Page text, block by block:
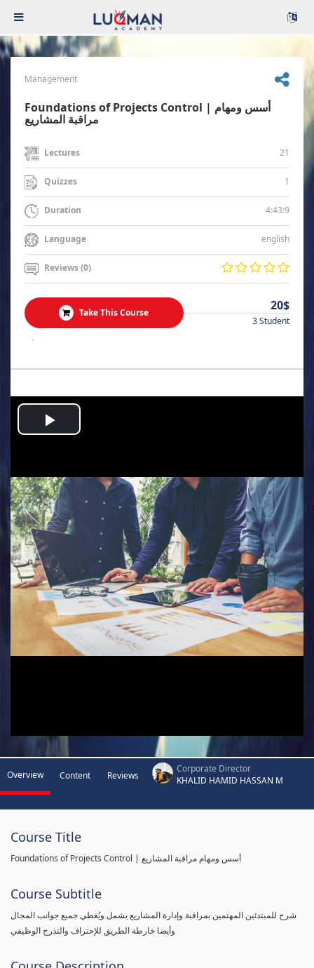
Management
Foundations of Projects Control | أسس ومهام
مراقبة المشاريع
Lectures 21
Quizzes 1
Duration 4:43:9
Language english
Reviews (0)
Take This Course 20$
3 Student
.
Play
Overview Content Reviews
Corporate Director
KHALID HAMID HASSAN M
Course Title
Foundations of Projects Control | أسس ومهام مراقبة المشاريع
Course Subtitle
شرح للمبتدئين المهتمين بمراقبة وإدارة المشاريع يشمل ويُغطي جميع جوانب المجال
وأيضا خارطة الطريق للإحتراف والتدرج الوظيفي